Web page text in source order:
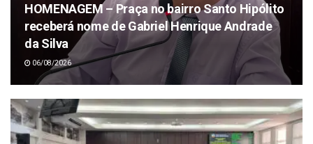
HOMENAGEM – Praça no bairro Santo Hipólito
receberá nome de Gabriel Henrique Andrade
da Silva
06/08/2026